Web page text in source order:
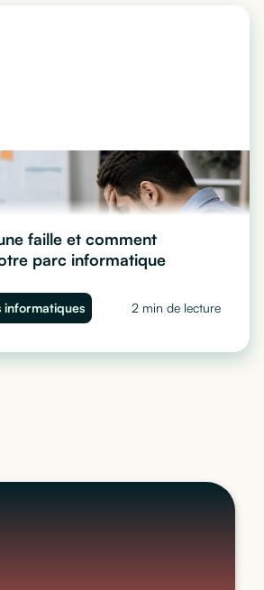
faille et comment
parc informatique
comportements suspects, accès
les 5 signes d'une faille de
ordinateurs d'entreprise et comment
informatiques 2 min de lecture